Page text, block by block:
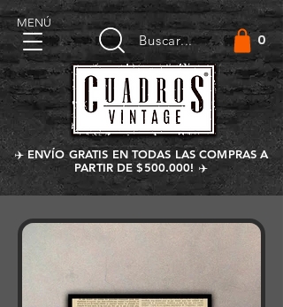
Buscar...
MENÚ
0
✈️ ENVÍO GRATIS EN TODAS LAS COMPRAS A
PARTIR DE $500.000! ✈️